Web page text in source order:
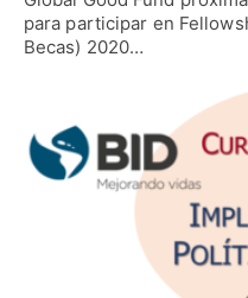
para participar en
Becas) 2020…